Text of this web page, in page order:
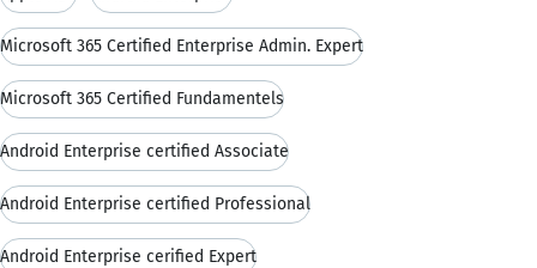
Microsoft 365 Certified Enterprise Admin. Expert
Microsoft 365 Certified Fundamentels
Android Enterprise certified Associate
Android Enterprise certified Professional
Android Enterprise cerified Expert